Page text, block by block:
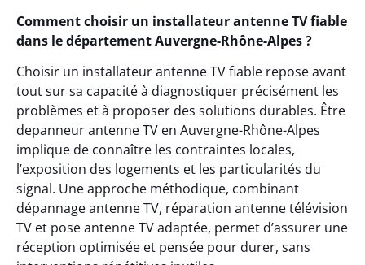
Comment choisir un installateur antenne TV fiable
dans le département Auvergne-Rhône-Alpes ?
Choisir un installateur antenne TV fiable repose avant
tout sur sa capacité à diagnostiquer précisément les
problèmes et à proposer des solutions durables. Être
depanneur antenne TV en Auvergne-Rhône-Alpes
implique de connaître les contraintes locales,
l’exposition des logements et les particularités du
signal. Une approche méthodique, combinant
dépannage antenne TV, réparation antenne télévision
TV et pose antenne TV adaptée, permet d’assurer une
réception optimisée et pensée pour durer, sans